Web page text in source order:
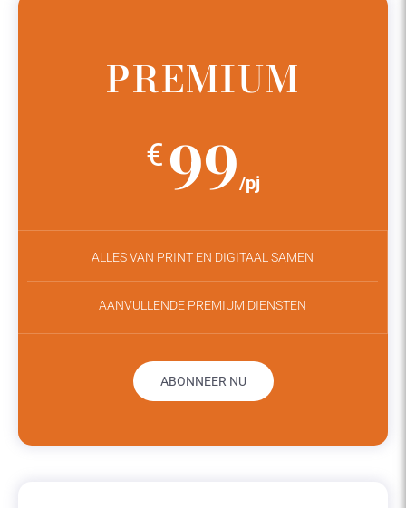
PREMIUM
€ 99/pj
ALLES VAN PRINT EN DIGITAAL SAMEN
AANVULLENDE PREMIUM DIENSTEN
ABONNEER NU